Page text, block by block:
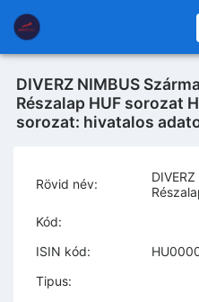
DIVERZ NIMBUS
Részalap HUF sorozat
sorozat: hivatalos
Rövid név:
Kód:
ISIN kód:
Tipus: